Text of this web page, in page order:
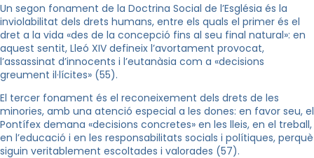
Un segon fonament de la Doctrina Social de l’Església és la
inviolabilitat dels drets humans, entre els quals el primer és el
dret a la vida «des de la concepció fins al seu final natural»: en
aquest sentit, Lleó XIV defineix l’avortament provocat,
l’assassinat d’innocents i l’eutanàsia com a «decisions
greument il·lícites» (55).
El tercer fonament és el reconeixement dels drets de les
minories, amb una atenció especial a les dones: en favor seu, el
Pontífex demana «decisions concretes» en les lleis, en el treball,
en l’educació i en les responsabilitats socials i polítiques, perquè
siguin veritablement escoltades i valorades (57).